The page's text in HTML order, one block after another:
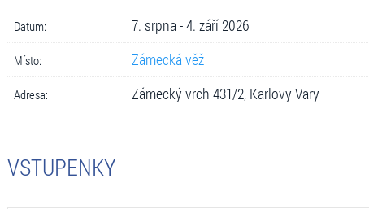
Datum: 7. srpna - 4. září 2026
Místo: Zámecká věž
Adresa: Zámecký vrch 431/2, Karlovy Vary
VSTUPENKY